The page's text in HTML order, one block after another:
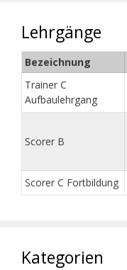
Lehrgänge
Bezeichnung
Trainer C
Aufbaulehrgang
Scorer B
Scorer C Fortbildung
Kategorien